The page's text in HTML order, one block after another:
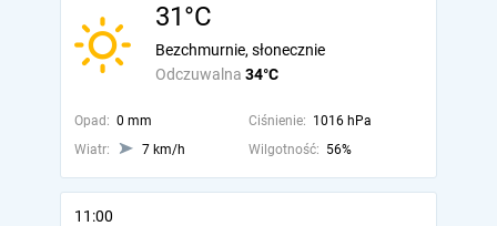
31°C
Odczuwalna 34°C
Bezchmurnie, słonecznie
Opad: 0 mm Ciśnienie: 1016 hPa
Wiatr:
7 km/h Wilgotność: 56%
11:00